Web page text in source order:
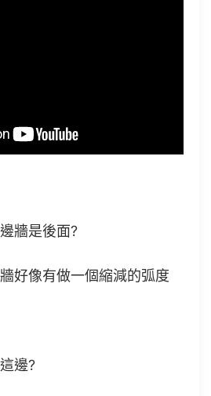
牆是後面?
好像有做一個縮減的弧度
邊?